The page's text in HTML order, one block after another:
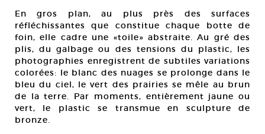
En gros plan, au plus près des surfaces
réfléchissantes que constitue chaque botte de
foin, elle cadre une «toile» abstraite. Au gré des
plis, du galbage ou des tensions du plastic, les
photographies enregistrent de subtiles variations
colorées: le blanc des nuages se prolonge dans le
bleu du ciel, le vert des prairies se mêle au brun
de la terre. Par moments, entièrement jaune ou
vert, le plastic se transmue en sculpture de
bronze.